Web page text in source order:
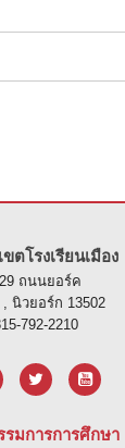
ปิดในหน้าต่างใหม่)
ขตโรงเรียนเมือง
ถนนยอร์ค
, นิวยอร์ก 13502
792-2210
มการการศึกษา